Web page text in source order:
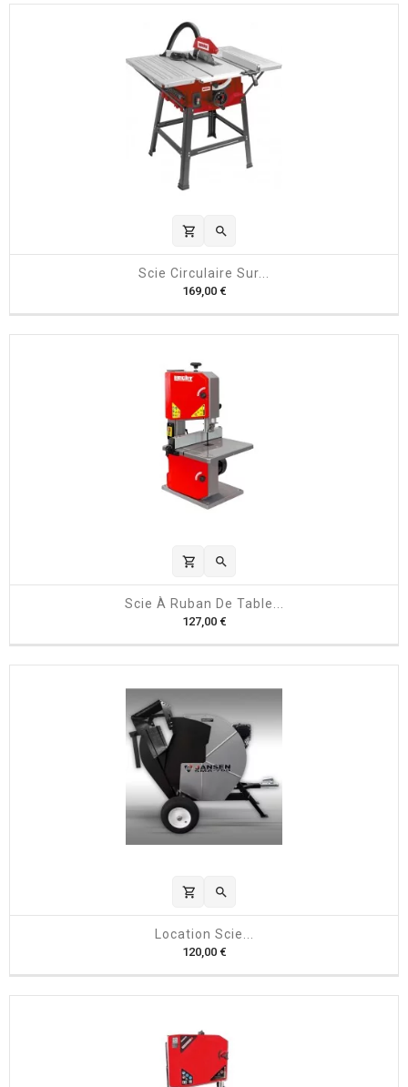
x
shopping_cart 
Scie Circulaire Sur...
169,00 €P
x
shopping_cart 
Scie À Ruban De Table...
127,00 €P
x
shopping_cart 
Location Scie...
120,00 €P
x